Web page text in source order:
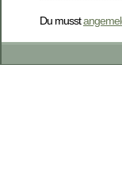
Du musst